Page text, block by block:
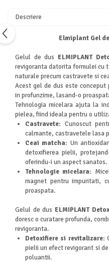
Descriere
Elmiplant Gel
Gelul de dus ELMIPLANT
revigoranta datorita formulei cu
naturale precum castravete si
Acest gel de dus este
in profunzime, lasand-o
Tehnologia micelara ajuta la
pielea, fiind ideala pentru o
Castravete: Cunoscut
calmante, castravetele lasa
Ceai matcha: Un
detoxifierea pielii,
oferindu-i un aspect sanatos.
Tehnologie micelara:
magnet pentru impuritati,
proaspata.
Gelul de dus ELMIPLANT Detox
doresc o curatare profunda,
revigoranta.
Detoxifiere si revitalizare:
pielii un efect revigorant si
poluantii.